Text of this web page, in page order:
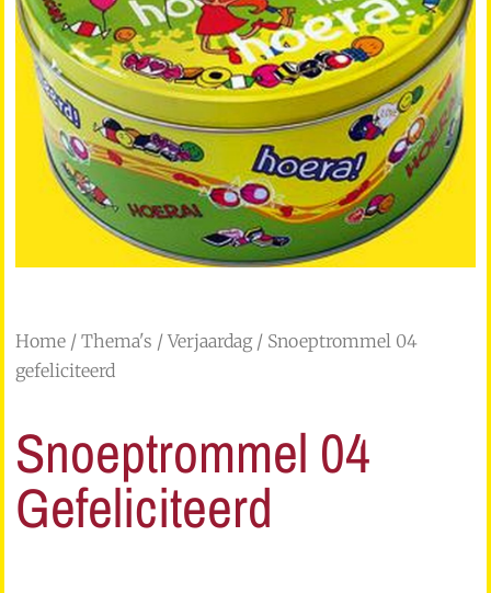
Home / Thema's /Verjaardag/ Snoeptrommel 04
gefeliciteerd
Snoeptrommel 04
Gefeliciteerd